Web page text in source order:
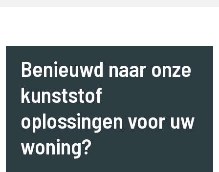
Benieuwd naar onze
kunststof
oplossingen voor uw
woning?